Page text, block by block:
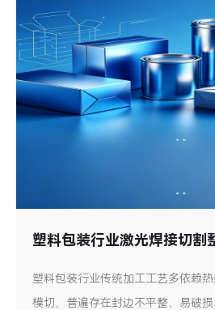
塑料包装行业激光焊接切割
塑料包装行业传统加工工艺多依赖
模切，普遍存在封边不平整、易破